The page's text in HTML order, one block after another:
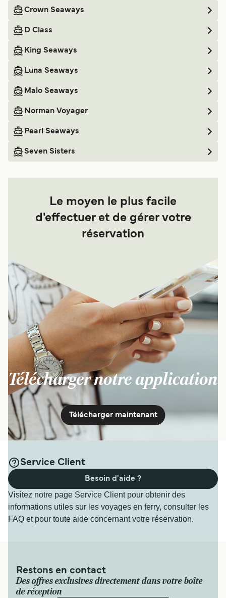
Crown Seaways
D Class
King Seaways
Luna Seaways
Malo Seaways
Norman Voyager
Pearl Seaways
Seven Sisters
Le moyen le plus facile
d'effectuer et de gérer votre
réservation
Télécharger notre application
Télécharger maintenant
Service Client
Visitez notre page Service Client pour obtenir des
informations utiles sur les voyages en ferry, consulter les
FAQ et pour toute aide concernant votre réservation.
Besoin d'aide ?
Restons en contact
Des offres exclusives directement dans votre boîte
de réception